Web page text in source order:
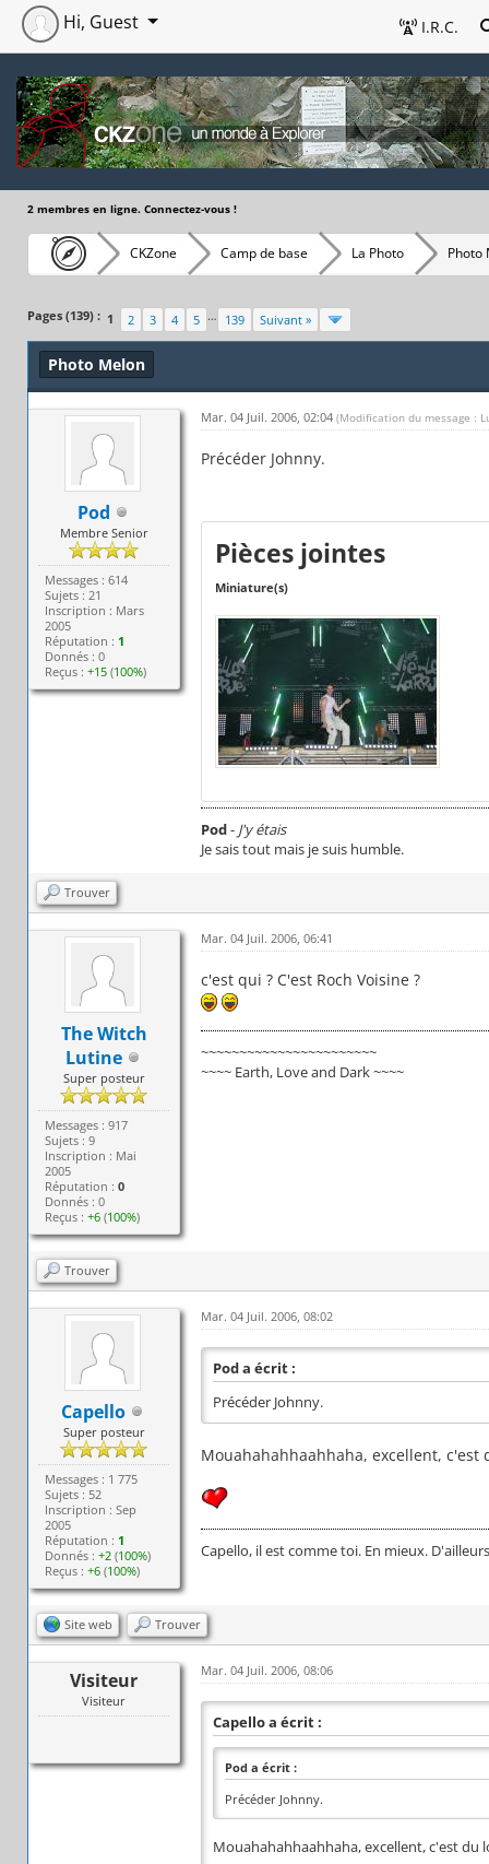
I.R.C.
Hi, Guest
2 membres en ligne. Connectez-vous !
CKZone Camp de base La Photo Photo
Pages (139) : 1 2 3 4 5 … 139 Suivant »
Photo Melon
Pod
Membre Senior
Messages : 614
Sujets : 21
Inscription : Mars
2005
Réputation : 1
Donnés : 0
Reçus :+15 (100%)
Mar. 04 Juil. 2006, 02:04 (Modification du message :
Précéder Johnny.
Pièces jointes
Miniature(s)
Pod- J'y étais
Je sais tout mais je suis humble.
Trouver
The Witch
Lutine
Super posteur
Messages : 917
Sujets : 9
Inscription : Mai
2005
Réputation :0
Donnés : 0
Reçus :+6 (100%)
Mar. 04 Juil. 2006, 06:41
c'est qui ? C'est Roch Voisine ?
~~~~~~~~~~~~~~~~~~~~~~~
~~~~ Earth, Love and Dark ~~~~
Trouver
Capello
Super posteur
Messages : 1 775
Sujets : 52
Inscription : Sep
2005
Réputation : 1
Donnés :+2 (100%)
Reçus :+6 (100%)
Mar. 04 Juil. 2006, 08:02
Pod a écrit :
Précéder Johnny.
Mouahahahhaahhaha, excellent, c'est
Capello, il est comme toi. En mieux.
Site web Trouver
Visiteur
Visiteur
Mar. 04 Juil. 2006, 08:06
Capello a écrit :
Pod a écrit :
Précéder Johnny.
Mouahahahhaahhaha, excellent, c'est du